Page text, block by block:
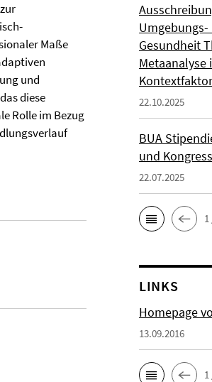
Maße
und
diese
Rolle im Bezug
Gesundheit
Metaanalyse
22.10.2025
BUA
und
22.07.2025
1
LINKS
Homepage
13.09.2016
1